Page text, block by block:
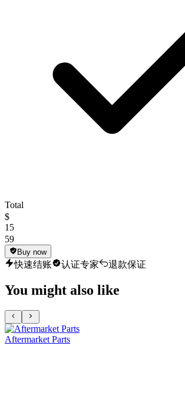
Total
$
15
59
Buy now
快速结账 认证专家 退款保证
You might also like
Aftermarket Parts